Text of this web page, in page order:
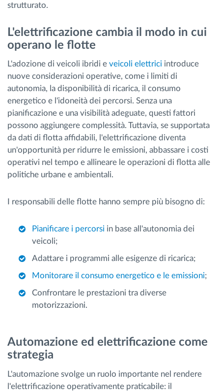
strutturato.
L'elettrificazione cambia il modo in cui
operano le flotte
L'adozione di veicoli ibridi e veicoli elettrici introduce
nuove considerazioni operative, come i limiti di
autonomia, la disponibilità di ricarica, il consumo
energetico e l'idoneità dei percorsi. Senza una
pianificazione e una visibilità adeguate, questi fattori
possono aggiungere complessità. Tuttavia, se supportata
da dati di flotta affidabili, l'elettrificazione diventa
un'opportunità per ridurre le emissioni, abbassare i costi
operativi nel tempo e allineare le operazioni di flotta alle
politiche urbane e ambientali.
I responsabili delle flotte hanno sempre più bisogno di:
Pianificare i percorsi in base all'autonomia dei
veicoli;
Adattare i programmi alle esigenze di ricarica;
Monitorare il consumo energetico e le emissioni;
Confrontare le prestazioni tra diverse
motorizzazioni.
Automazione ed elettrificazione come
strategia
L'automazione svolge un ruolo importante nel rendere
l'elettrificazione operativamente praticabile: il